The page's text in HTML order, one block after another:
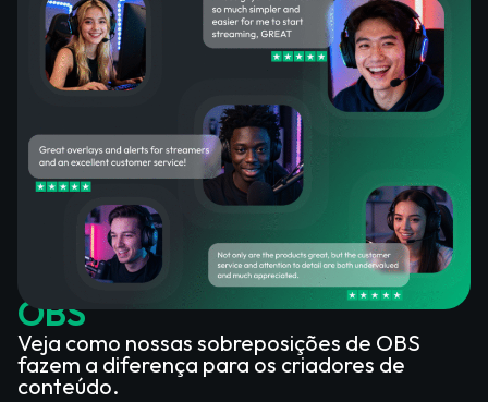
O que os clientes satisfeitos
dizem sobre nossos overlays
OBS
Veja como nossas sobreposições de OBS
fazem a diferença para os criadores de
conteúdo.